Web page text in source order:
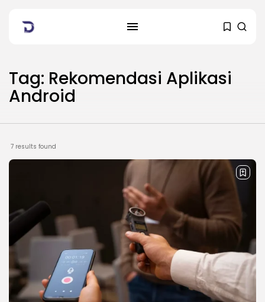
Tag: Rekomendasi Aplikasi
Android
7 results found